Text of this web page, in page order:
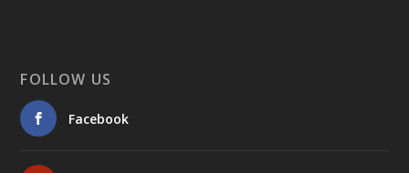
FOLLOW US
Facebook